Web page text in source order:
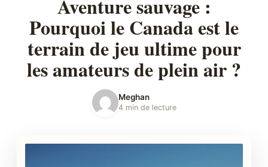
Aventure sauvage :
Pourquoi le Canada est le
terrain de jeu ultime pour
les amateurs de plein air ?
Meghan
4 min de lecture